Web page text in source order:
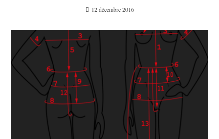
12 décembre 2016